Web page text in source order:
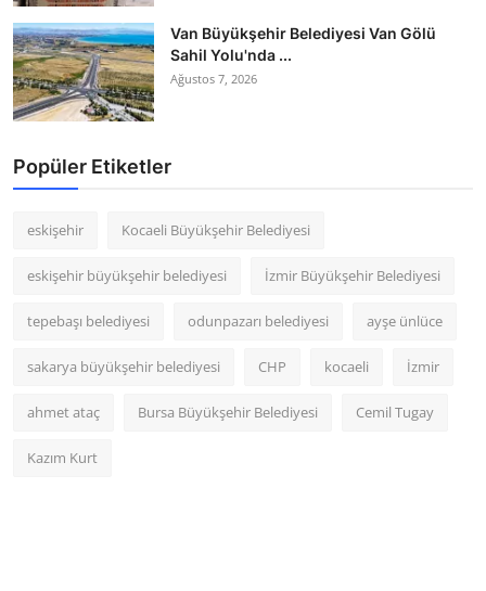
Van Büyükşehir Belediyesi Van Gölü
Sahil Yolu'nda ...
Ağustos 7, 2026
Popüler Etiketler
eskişehir Kocaeli Büyükşehir Belediyesi
eskişehir büyükşehir belediyesi İzmir Büyükşehir Belediyesi
tepebaşı belediyesi odunpazarı belediyesi ayşe ünlüce
sakarya büyükşehir belediyesi CHP kocaeli İzmir
ahmet ataç Bursa Büyükşehir Belediyesi Cemil Tugay
Kazım Kurt